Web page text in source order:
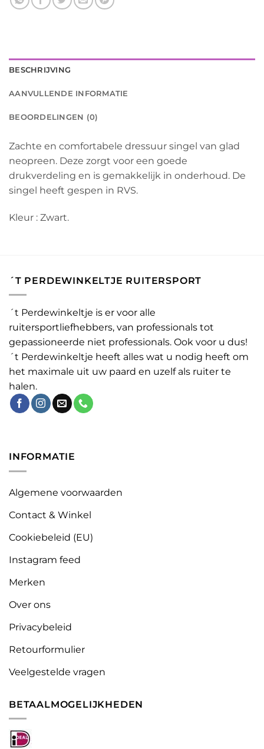
BESCHRIJVING
AANVULLENDE INFORMATIE
BEOORDELINGEN (0)
Zachte en comfortabele dressuur singel van glad
neopreen. Deze zorgt voor een goede
drukverdeling en is gemakkelijk in onderhoud. De
singel heeft gespen in RVS.
Kleur : Zwart.
´T PERDEWINKELTJE RUITERSPORT
´t Perdewinkeltje is er voor alle
ruitersportliefhebbers, van professionals tot
gepassioneerde niet professionals. Ook voor u dus!
´t Perdewinkeltje heeft alles wat u nodig heeft om
het maximale uit uw paard en uzelf als ruiter te
halen.
INFORMATIE
Algemene voorwaarden
Contact & Winkel
Cookiebeleid (EU)
Instagram feed
Merken
Over ons
Privacybeleid
Retourformulier
Veelgestelde vragen
BETAALMOGELIJKHEDEN